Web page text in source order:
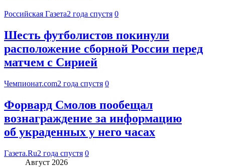
Российская Газета2 года спустя 0
Шесть футболистов покинули
расположение сборной России перед
матчем с Сирией
Чемпионат.com2 года спустя 0
Форвард Смолов пообещал
вознаграждение за информацию
об украденных у него часах
Газета.Ru2 года спустя 0
Август 2026